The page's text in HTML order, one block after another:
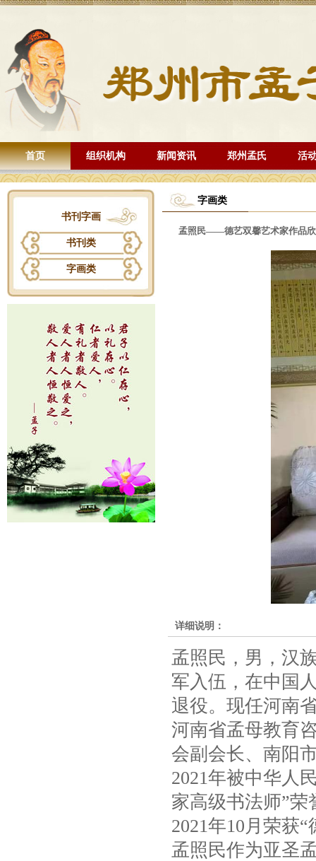
首页 组织机构 新闻资讯 郑州孟氏 活
书刊字画
书刊类
字画类
字画类
孟照民——德艺双馨艺术家作品
详细说明：
孟照民，男，汉
军入伍，在中国
退役。现任河南
河南省孟母教育
会副会长、南阳
2021年被中华人
家高级书法师”荣
2021年10月荣获
孟照民作为亚圣